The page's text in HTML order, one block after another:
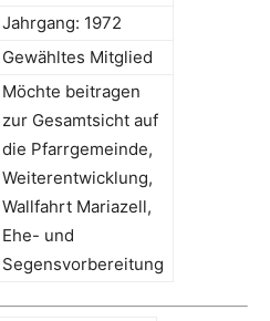
Jahrgang: 1972
Gewähltes Mitglied
Möchte beitragen
zur Gesamtsicht auf
die Pfarrgemeinde,
Weiterentwicklung,
Wallfahrt Mariazell,
Ehe- und
Segensvorbereitung